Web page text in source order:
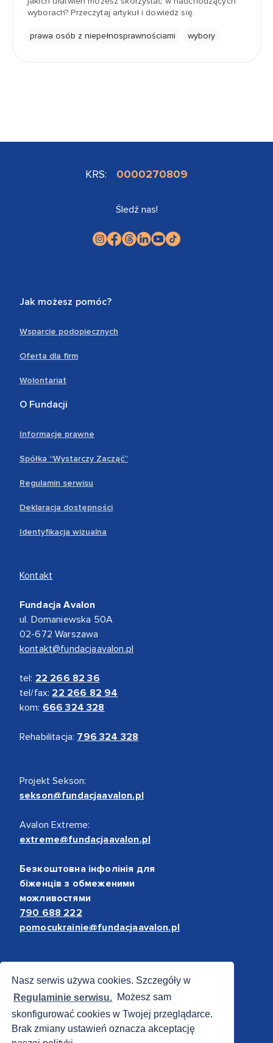
Nasz serwis używa cookies. Szczegóły w
Regulaminie serwisu. Możesz sam
skonfigurować cookies w Twojej przeglądarce.
Brak zmiany ustawień oznacza akceptację
wyborach? Przeczytaj artykuł i dowiedz się.
prawa osób z niepełnosprawnościami wybory
KRS: 0000270809
Śledź nas!
Jak możesz pomóc?
Wsparcie podopiecznych
Oferta dla firm
Wolontariat
O Fundacji
Informacje prawne
Spółka “Wystarczy Zacząć”
Regulamin serwisu
Deklaracja dostępności
Identyfikacja wizualna
Kontakt
Fundacja Avalon
ul. Domaniewska 50A
02-672 Warszawa
kontakt@fundacjaavalon.pl
tel: 22 266 82 36
tel/fax: 22 266 82 94
kom: 666 324 328
Rehabilitacja: 796 324 328
Projekt Sekson:
sekson@fundacjaavalon.pl
Avalon Extreme:
extreme@fundacjaavalon.pl
Безкоштовна інфолінія для
біженців з обмеженими
можливостями
790 688 222
pomocukrainie@fundacjaavalon.pl
Bezpieczne płatności